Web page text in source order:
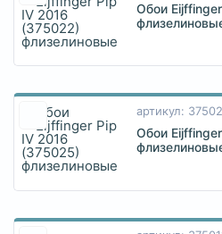
Обои
артикул:
Обои